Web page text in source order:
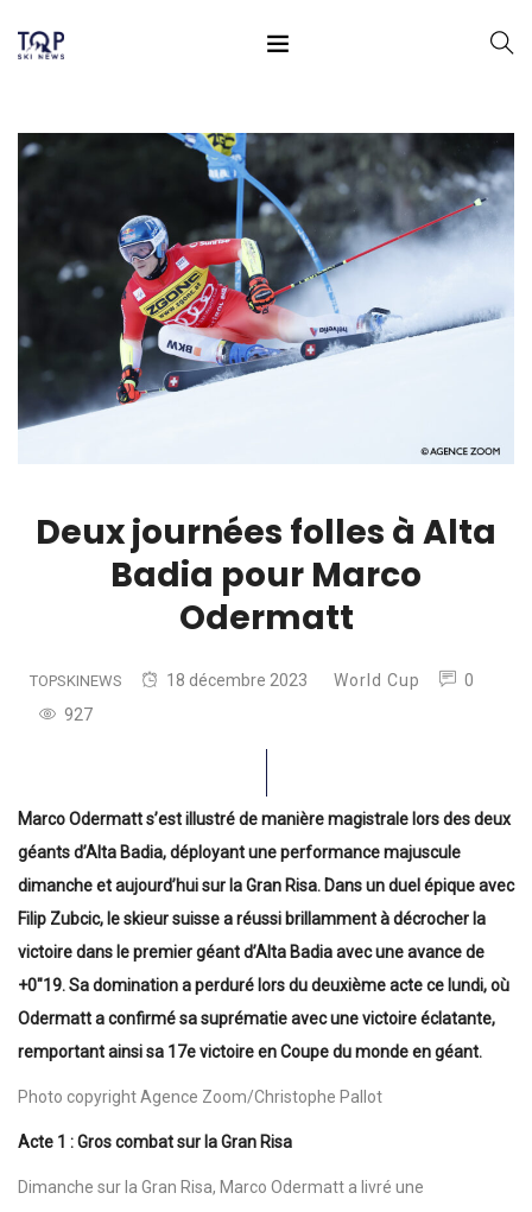
Deux journées folles à Alta
Badia pour Marco
Odermatt
TOPSKINEWS 18 décembre 2023 World Cup
0
927
Marco Odermatt s’est illustré de manière magistrale lors des deux
géants d’Alta Badia, déployant une performance majuscule
dimanche et aujourd’hui sur la Gran Risa. Dans un duel épique avec
Filip Zubcic, le skieur suisse a réussi brillamment à décrocher la
victoire dans le premier géant d’Alta Badia avec une avance de
+0″19. Sa domination a perduré lors du deuxième acte ce lundi, où
Odermatt a confirmé sa suprématie avec une victoire éclatante,
remportant ainsi sa 17e victoire en Coupe du monde en géant.
Photo copyright Agence Zoom/Christophe Pallot
Acte 1 : Gros combat sur la Gran Risa
Dimanche sur la Gran Risa, Marco Odermatt a livré une